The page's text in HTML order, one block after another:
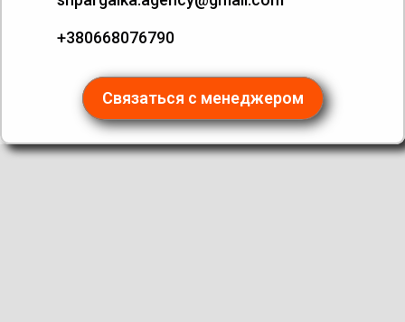
+380668076790
Связаться с менеджером